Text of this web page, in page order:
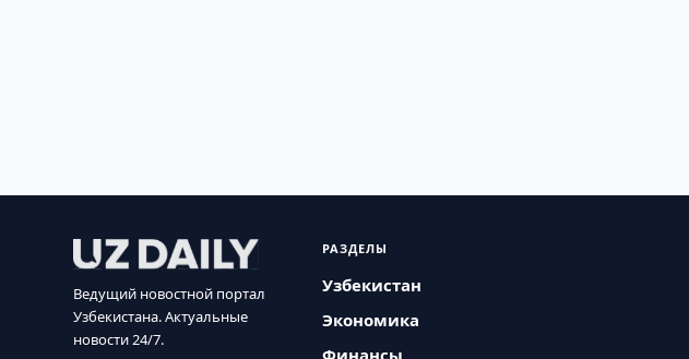
Ведущий новостной портал
Узбекистана. Актуальные
новости 24/7.
РАЗДЕЛЫ
Узбекистан
Экономика
Финансы